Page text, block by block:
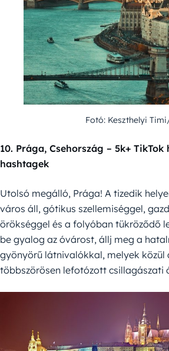
Fotó: Keszthelyi
10. Prága, Csehország – 5k+
hashtagek
Utolsó megálló, Prága! A tizedik
város áll, gótikus szellemiséggel,
örökséggel és a folyóban tükröződő
be gyalog az óvárost, állj meg a
gyönyörű látnivalókkal, melyek közül
többszörösen lefotózott csillagászati